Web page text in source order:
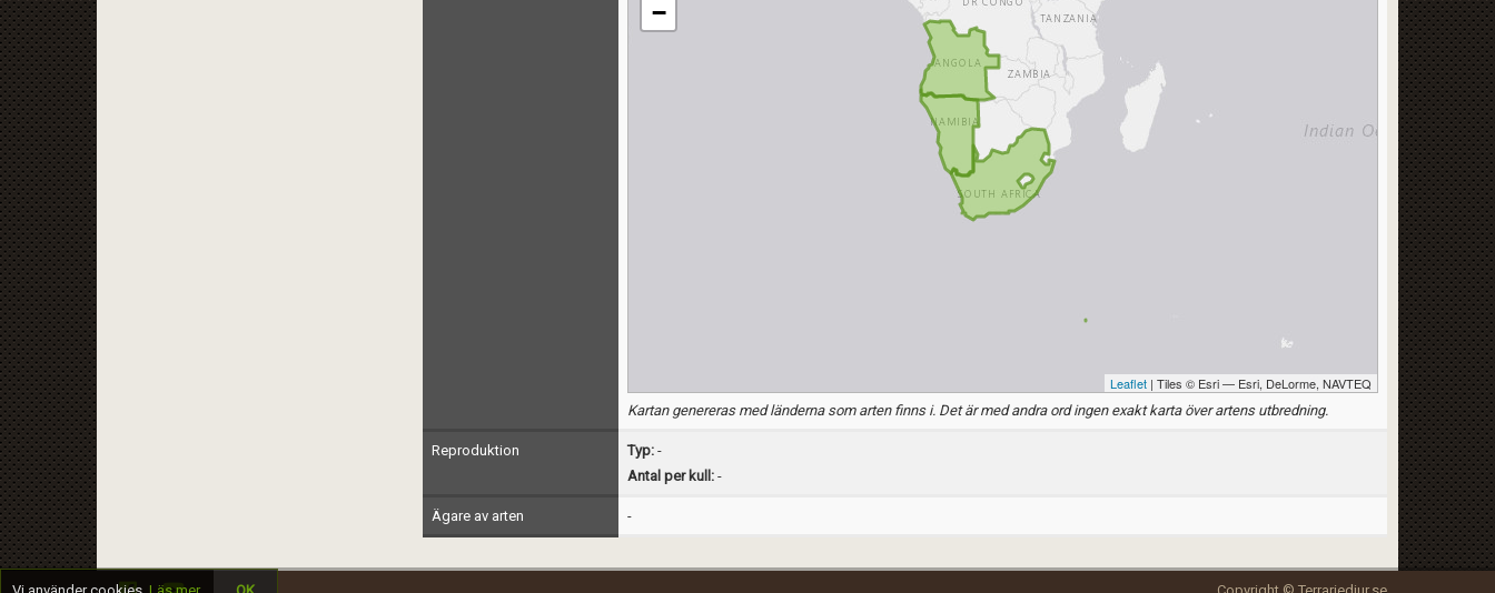
−
Leaflet| Tiles © Esri — Esri, DeLorme, NAVTEQ
Kartan genereras med länderna som arten finns i. Det är med andra ord ingen exakt karta över artens utbredning.
Reproduktion Typ:-
Antal per kull:-
Ägare av arten -